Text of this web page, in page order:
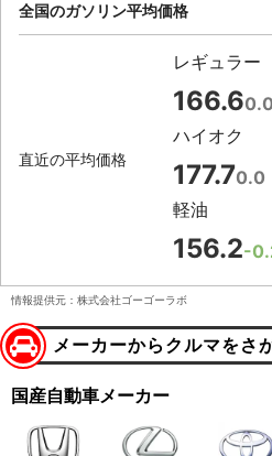
全国のガソリン平均価格
直近の平均価格
レギュラー
166.60.0
ハイオク
177.70.0
軽油
156.2-
情報提供元：株式会社ゴーゴーラボ
メーカーからクルマをさ
国産自動車メーカー